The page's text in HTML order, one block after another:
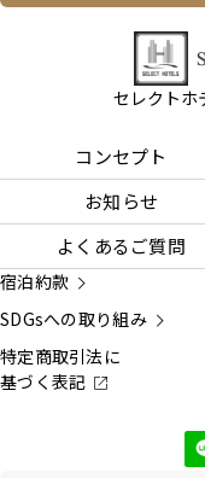
セレクトホ
コンセプト
お知らせ
よくあるご質問
宿泊約款
SDGsへの取り組み
特定商取引法に
基づく表記